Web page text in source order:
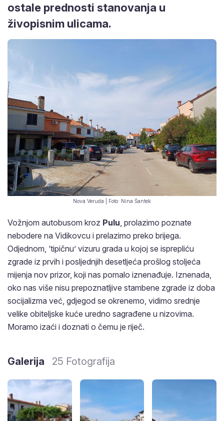
ostale prednosti stanovanja u
živopisnim ulicama.
Nova Veruda | Foto: Nina Šantek
Vožnjom autobusom kroz Pulu, prolazimo poznate
nebodere na Vidikovcu i prelazimo preko brijega.
Odjednom, ‘tipičnu’ vizuru grada u kojoj se isprepliću
zgrade iz prvih i posljednjih desetljeća prošlog stoljeća
mijenja nov prizor, koji nas pomalo iznenađuje. Iznenada,
oko nas više nisu prepoznatljive stambene zgrade iz doba
socijalizma već, gdjegod se okrenemo, vidimo srednje
velike obiteljske kuće uredno sagrađene u nizovima.
Moramo izaći i doznati o čemu je riječ.
Galerija 25 Fotografija